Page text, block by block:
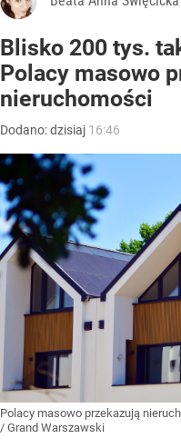
Blisko 200 tys.
Polacy masowo
nieruchomości
Dodano:dzisiaj 16:46
Polacy masowo przekazują
/ Grand Warszawski